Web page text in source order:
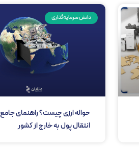
دانش سرمایه‌گذاری
حواله ارزی چیست؟ راهنمای جامع
انتقال پول به خارج از کشور